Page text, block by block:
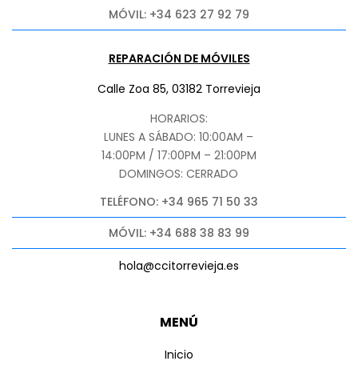
MENÚ
Inicio
MÓVIL: +34 623 27 92 79
REPARACIÓN DE MÓVILES
Calle Zoa 85, 03182 Torrevieja
HORARIOS:
LUNES A SÁBADO: 10:00AM –
14:00PM / 17:00PM – 21:00PM
DOMINGOS: CERRADO
TELÉFONO: +34 965 71 50 33
MÓVIL: +34 688 38 83 99
hola@ccitorrevieja.es